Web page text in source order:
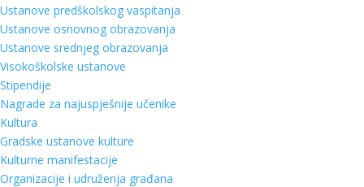
Ustanove predškolskog vaspitanja
Ustanove osnovnog obrazovanja
Ustanove srednjeg obrazovanja
Visokoškolske ustanove
Stipendije
Nagrade za najuspješnije učenike
Kultura
Gradske ustanove kulture
Kulturne manifestacije
Organizacije i udruženja građana